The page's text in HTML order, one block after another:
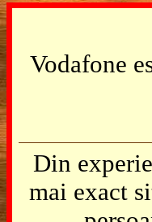
Vodafone
Din
mai exact